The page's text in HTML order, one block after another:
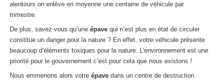
alentours on enlève en moyenne une centaine de véhicule par
trimestre.
De plus, savez-vous qu’une épave qui n’est plus en état de circuler
constitue un danger pour la nature ? En effet, votre véhicule présente
beaucoup d’éléments toxiques pour la nature. L’environnement est une
priorité pour le gouvernement c’est pour cela que nous existons !
Nous emmenons alors votre épave dans un centre de destruction